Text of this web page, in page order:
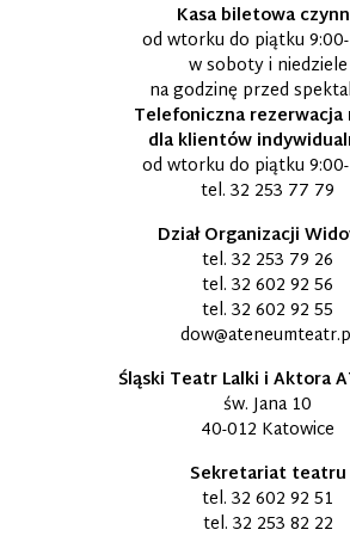
Kasa biletowa
od wtorku do piątku
w soboty i niedziele
na godzinę przed
Telefoniczna rezerwacja
dla klientów
od wtorku do piątku
tel. 32 253 77 79
Dział Organizacji
tel. 32 253 79 26
tel. 32 602 92 56
tel. 32 602 92 55
Śląski Teatr Lalki i Aktora
św. Jana 10
40-012 Katowice
Sekretariat teatru
tel. 32 602 92 51
tel. 32 253 82 22